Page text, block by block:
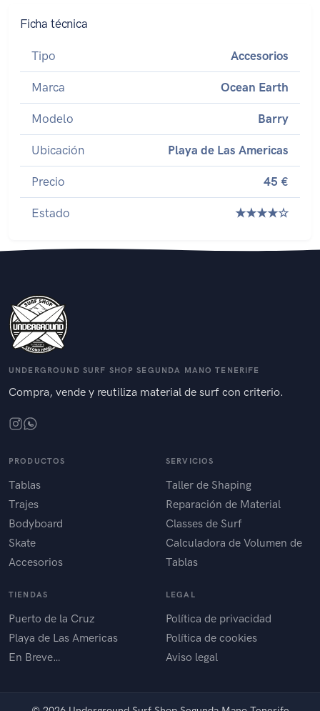
Ficha técnica
Tipo Accesorios
Marca Ocean Earth
Modelo Barry
Ubicación Playa de Las Americas
Precio 45 €
Estado ★★★★☆
UNDERGROUND SURF SHOP SEGUNDA MANO TENERIFE
Compra, vende y reutiliza material de surf con criterio.
PRODUCTOS
Tablas
Trajes
Bodyboard
Skate
Accesorios
SERVICIOS
Taller de Shaping
Reparación de Material
Classes de Surf
Calculadora de Volumen de
Tablas
TIENDAS
Puerto de la Cruz
Playa de Las Americas
En Breve…
LEGAL
Política de privacidad
Política de cookies
Aviso legal